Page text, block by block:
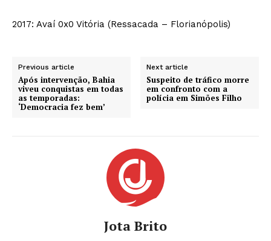
2017: Avaí 0x0 Vitória (Ressacada – Florianópolis)
Previous article
Após intervenção, Bahia
viveu conquistas em todas
as temporadas:
‘Democracia fez bem’
Next article
Suspeito de tráfico morre
em confronto com a
polícia em Simões Filho
Jota Brito